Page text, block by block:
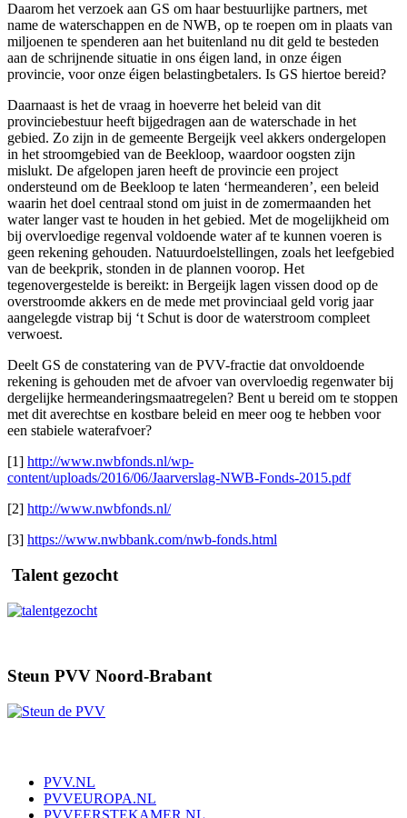
Daarom het verzoek aan GS om haar bestuurlijke partners, met
name de waterschappen en de NWB, op te roepen om in plaats van
miljoenen te spenderen aan het buitenland nu dit geld te besteden
aan de schrijnende situatie in ons éigen land, in onze éigen
provincie, voor onze éigen belastingbetalers. Is GS hiertoe bereid?
Daarnaast is het de vraag in hoeverre het beleid van dit
provinciebestuur heeft bijgedragen aan de waterschade in het
gebied. Zo zijn in de gemeente Bergeijk veel akkers ondergelopen
in het stroomgebied van de Beekloop, waardoor oogsten zijn
mislukt. De afgelopen jaren heeft de provincie een project
ondersteund om de Beekloop te laten ‘hermeanderen’, een beleid
waarin het doel centraal stond om juist in de zomermaanden het
water langer vast te houden in het gebied. Met de mogelijkheid om
bij overvloedige regenval voldoende water af te kunnen voeren is
geen rekening gehouden. Natuurdoelstellingen, zoals het leefgebied
van de beekprik, stonden in de plannen voorop. Het
tegenovergestelde is bereikt: in Bergeijk lagen vissen dood op de
overstroomde akkers en de mede met provinciaal geld vorig jaar
aangelegde vistrap bij ‘t Schut is door de waterstroom compleet
verwoest.
Deelt GS de constatering van de PVV-fractie dat onvoldoende
rekening is gehouden met de afvoer van overvloedig regenwater bij
dergelijke hermeanderingsmaatregelen? Bent u bereid om te stoppen
met dit averechtse en kostbare beleid en meer oog te hebben voor
een stabiele waterafvoer?
[1] http://www.nwbfonds.nl/wp-
content/uploads/2016/06/Jaarverslag-NWB-Fonds-2015.pdf
[2] http://www.nwbfonds.nl/
[3] https://www.nwbbank.com/nwb-fonds.html
Talent gezocht
Steun PVV Noord-Brabant
PVV.NL
PVVEUROPA.NL
PVVEERSTEKAMER.NL